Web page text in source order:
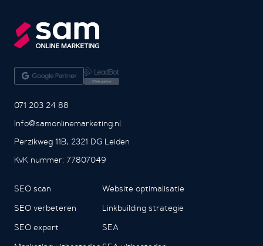
071 203 24 88
Info@samonlinemarketing.nl
Perzikweg 11B, 2321 DG Leiden
KvK nummer: 77807049
SEO scan
SEO verbeteren
SEO expert
Website optimalisatie
Linkbuilding strategie
SEA